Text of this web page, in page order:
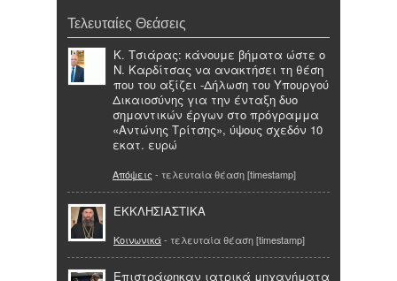
Τελευταίες Θεάσεις
Κ. Τσιάρας: κάνουμε βήματα ώστε ο
Ν. Καρδίτσας να ανακτήσει τη θέση
που του αξίζει -Δήλωση του Υπουργού
Δικαιοσύνης για την ένταξη δυο
σημαντικών έργων στο πρόγραμμα
«Αντώνης Τρίτσης», ύψους σχεδόν 10
εκατ. ευρώ
Απόψεις - τελευταία θέαση [timestamp]
ΕΚΚΛΗΣΙΑΣΤΙΚΑ
Κοινωνικά- τελευταία θέαση [timestamp]
Επιστράφηκαν ιατρικά μηχανήματα